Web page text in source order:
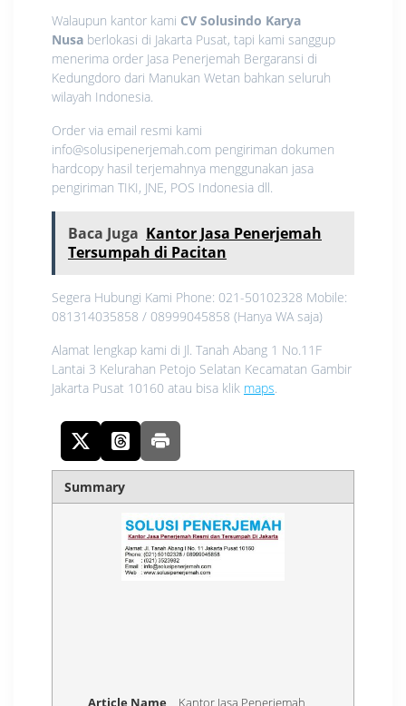
Walaupun kantor kami CV Solusindo Karya
Nusa berlokasi di Jakarta Pusat, tapi kami sanggup
menerima order Jasa Penerjemah Bergaransi di
Kedungdoro dari Manukan Wetan bahkan seluruh
wilayah Indonesia.
Order via email resmi kami
info@solusipenerjemah.com pengiriman dokumen
hardcopy hasil terjemahnya menggunakan jasa
pengiriman TIKI, JNE, POS Indonesia dll.
Baca Juga Kantor Jasa Penerjemah
Tersumpah di Pacitan
Segera Hubungi Kami Phone: 021-50102328 Mobile:
081314035858 / 08999045858 (Hanya WA saja)
Alamat lengkap kami di Jl. Tanah Abang 1 No.11F
Lantai 3 Kelurahan Petojo Selatan Kecamatan Gambir
Jakarta Pusat 10160 atau bisa klik maps.
Summary
Article Name Kantor Jasa Penerjemah